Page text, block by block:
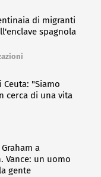
di migranti
spagnola
"Siamo
cerca di una vita
a
Vance: un uomo
gente